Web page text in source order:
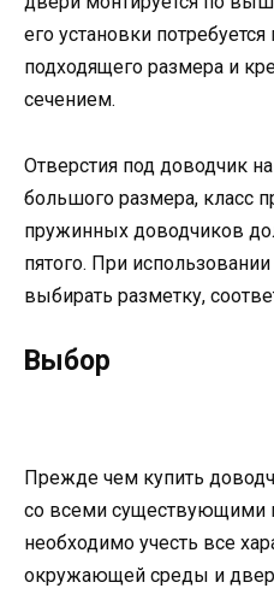
его установки
подходящего размера и
сечением.
Отверстия под доводчик
большого размера, класс
пружинных доводчиков
пятого. При
выбирать разметку,
Выбор
Прежде чем купить
со всеми существующими
необходимо учесть все
окружающей среды и